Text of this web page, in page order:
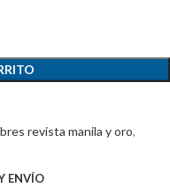
revista manila y oro,
ENVÍO